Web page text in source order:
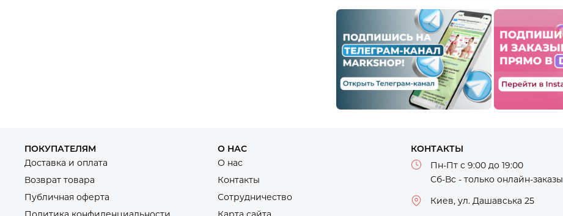
ПОКУПАТЕЛЯМ
Доставка и оплата
Возврат товара
Публичная оферта
О НАС
О нас
Контакты
Сотрудничество
КОНТАКТЫ
Пн-Пт с 9:00 до 19:00
Сб-Вс - только онлайн-заказы
Киев, ул. Дашавська 25